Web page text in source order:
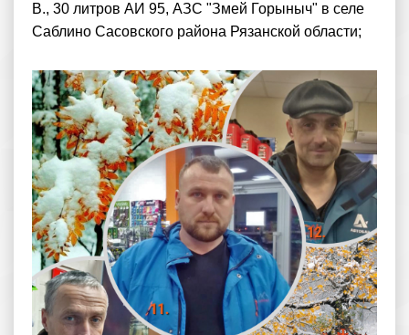
В., 30 литров АИ 95, АЗС "Змей Горыныч" в селе
Саблино Сасовского района Рязанской области;